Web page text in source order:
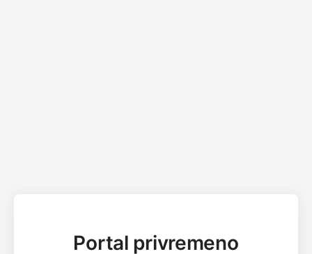
Portal privremeno